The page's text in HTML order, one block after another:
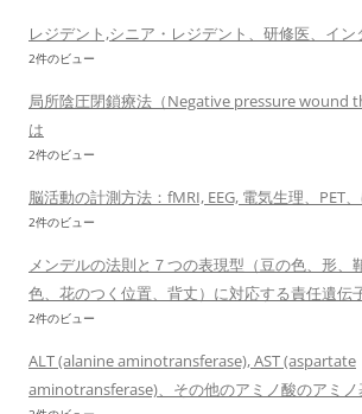
レジデント,シニア・レジデント、研修医、イ
2件のビュー
局所陰圧閉鎖療法（Negative pressure wound
は
2件のビュー
脳活動の計測方法：fMRI, EEG, 電気生理、PET
2件のビュー
メンデルの法則と７つの表現型（豆の色、形、
色、花のつく位置、背丈）に対応する責任遺伝
2件のビュー
ALT (alanine aminotransferase), AST (aspartate
aminotransferase)、その他のアミノ酸のアミ